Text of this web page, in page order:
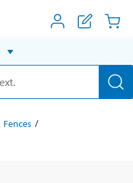
Fences